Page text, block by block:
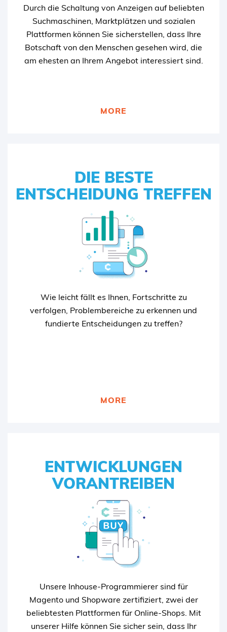
Durch die Schaltung von Anzeigen auf beliebten
Suchmaschinen, Marktplätzen und sozialen
Plattformen können Sie sicherstellen, dass Ihre
Botschaft von den Menschen gesehen wird, die
am ehesten an Ihrem Angebot interessiert sind.
MORE
Menschen gesehen wird, die sich für Ihr
Angebot interessieren, noch größer wird. Wir
schalten für Sie die passende Werbung in
Suchmaschinen und auf Social Media.
DIE BESTE
ENTSCHEIDUNG TREFFEN
Wie leicht fällt es Ihnen, Fortschritte zu
verfolgen, Problembereiche zu erkennen und
fundierte Entscheidungen zu treffen?
MORE
DIE BESTE
ENTSCHEIDUNG TREFFEN
Unsere Reportings helfen Ihnen,
Optimierungsprozess zu überblicken und
Erfolge direkt zu erfassen. Darüber hinaus
können Sie mit unseren individuellen
Dashboards die Zahlen jederzeit selbst
überwachen und fundiertere Entscheidungen
treffen.
ENTWICKLUNGEN
VORANTREIBEN
Unsere Inhouse-Programmierer sind für
Magento und Shopware zertifiziert, zwei der
beliebtesten Plattformen für Online-Shops. Mit
unserer Hilfe können Sie sicher sein, dass Ihr
ENTWICKLUNGEN
VORANTREIBEN
Darüber hinaus kann unser Programmierteam
Ihnen bei einem Relaunch helfen, ganz gleich, ob
Sie von Grund auf neu anfangen oder einen
bestehenden Shop aktualisieren wollen. Wir
arbeiten mit Ihnen zusammen, um eine
maßgeschneiderte Lösung zu entwickeln, die
Ihren Anforderungen entspricht und Ihr
Unternehmen voranbringt.